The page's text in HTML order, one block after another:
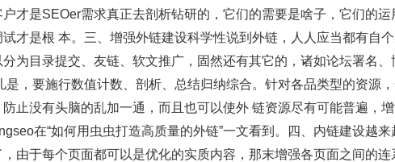
才是SEOer需求真正去剖析钻研的，它们的需要是啥子，它们的
才是根 本。三、增强外链建设科学性说到外链，人人应当都有自
为目录提交、友链、软文推广，固然还有其它的，诸如论坛署名
是，要施行数值计数、剖析、总结归纳综合。针对各品类型的资源
止没有头脑的乱加一通，而且也可以使外 链资源尽有可能普遍，
在“如何用虫虫打造高质量的外链”一文看到。四、内链建设越
由于每个页面都可以是优化的实质内容，那末增强各页面之间的